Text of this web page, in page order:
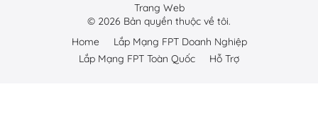
Trang Web
© 2026 Bản quyền thuộc về tôi.
Home
Lắp Mạng FPT Doanh Nghiệp
Lắp Mạng FPT Toàn Quốc
Hỗ Trợ